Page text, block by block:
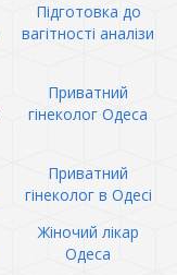
Підготовка до
вагітності аналізи
Приватний
гінеколог Одеса
Приватний
гінеколог в Одесі
Жіночий лікар
Одеса